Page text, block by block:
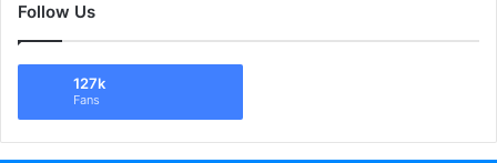
Follow Us
127k
Fans